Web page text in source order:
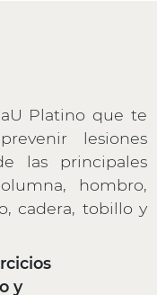
Platino que te
lesiones
las principales
hombro,
cadera, tobillo y
y